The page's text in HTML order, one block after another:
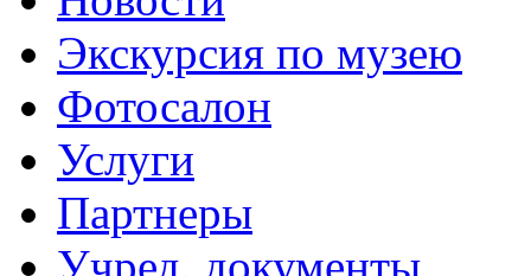
Экскурсия по музею
Фотосалон
Услуги
Партнеры